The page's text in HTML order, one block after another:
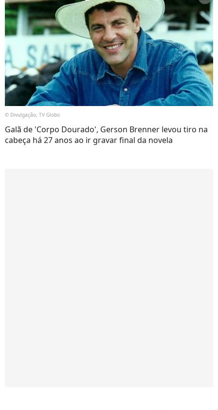
© Divulgação, TV Globo
Galã de 'Corpo Dourado', Gerson Brenner levou tiro na
cabeça há 27 anos ao ir gravar final da novela